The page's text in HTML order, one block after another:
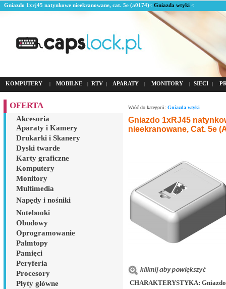
Gniazdo 1xrj45 natynkowe nieekranowane, cat. 5e (a0174)< Gniazda wtyki <
KOMPUTERY | MOBILNE | RTV | APARATY | MONITORY | SIECI |
OFERTA
Akcesoria
Aparaty i Kamery
Drukarki i Skanery
Dyski twarde
Karty graficzne
Komputery
Monitory
Multimedia
Napędy i nośniki
Notebooki
Obudowy
Oprogramowanie
Palmtopy
Pamięci
Peryferia
Procesory
Płyty główne
Wróć do kategorii: Gniazda wtyki
Gniazdo 1xRJ45
nieekranowane, Cat. 5e
CHARAKTERYSTYKA: Gniazdo